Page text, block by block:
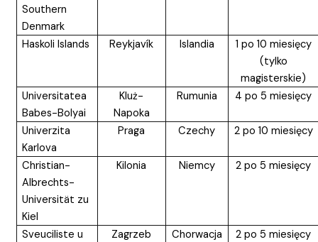
Southern
Denmark
Haskoli Islands Reykjavík Islandia
1 po 10 miesięcy
(tylko
magisterskie)
Universitatea
Babes-Bolyai
Kluż-
Napoka
Rumunia 4 po 5 miesięcy
Univerzita
Karlova
Praga Czechy 2 po 10 miesięcy
Christian-
Albrechts-
Universität zu
Kiel
Kilonia Niemcy 2 po 5 miesięcy
Sveuciliste u
Zagrzeb Chorwacja 2 po 5 miesięcy